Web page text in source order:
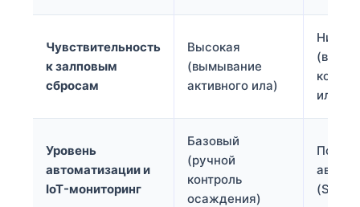
Чувствительность
к залповым
сбросам
Высокая
(вымывание
активного ила)
Низкая
ила в
Уровень
автоматизации и
IoT-мониторинг
Базовый
(ручной
контроль
осаждения)